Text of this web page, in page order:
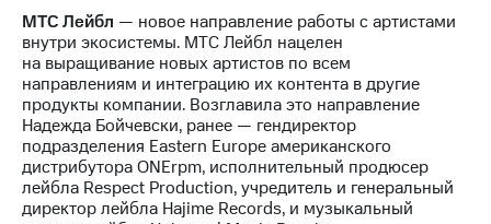
аудит
Рынок
акций
Описание
Программа
приобретения
Порядок
выкупа
акций
МТС Лейбл — новое направление работы с артистами
внутри экосистемы. МТС Лейбл нацелен
на выращивание новых артистов по всем
направлениям и интеграцию их контента в другие
продукты компании. Возглавила это направление
Надежда Бойчевски, ранее — гендиректор
подразделения Eastern Europe американского
дистрибутора ONErpm, исполнительный продюсер
лейбла Respect Production, учредитель и генеральный
директор лейбла Hajime Records, и музыкальный